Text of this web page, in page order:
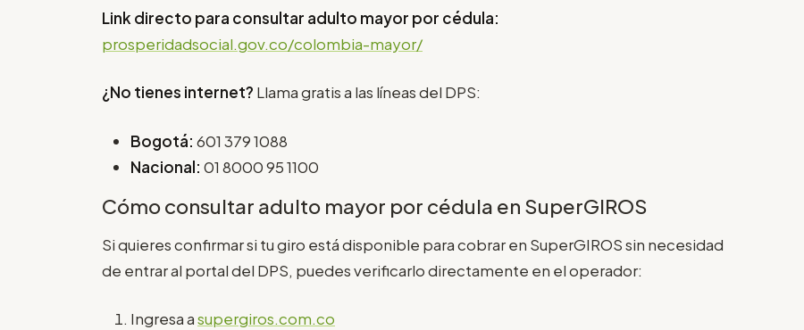
Link directo para consultar adulto mayor por cédula:
prosperidadsocial.gov.co/colombia-mayor/
¿No tienes internet? Llama gratis a las líneas del DPS:
Bogotá: 601 379 1088
Nacional: 01 8000 95 1100
Cómo consultar adulto mayor por cédula en SuperGIROS
Si quieres confirmar si tu giro está disponible para cobrar en SuperGIROS sin necesidad
de entrar al portal del DPS, puedes verificarlo directamente en el operador:
Ingresa asupergiros.com.co